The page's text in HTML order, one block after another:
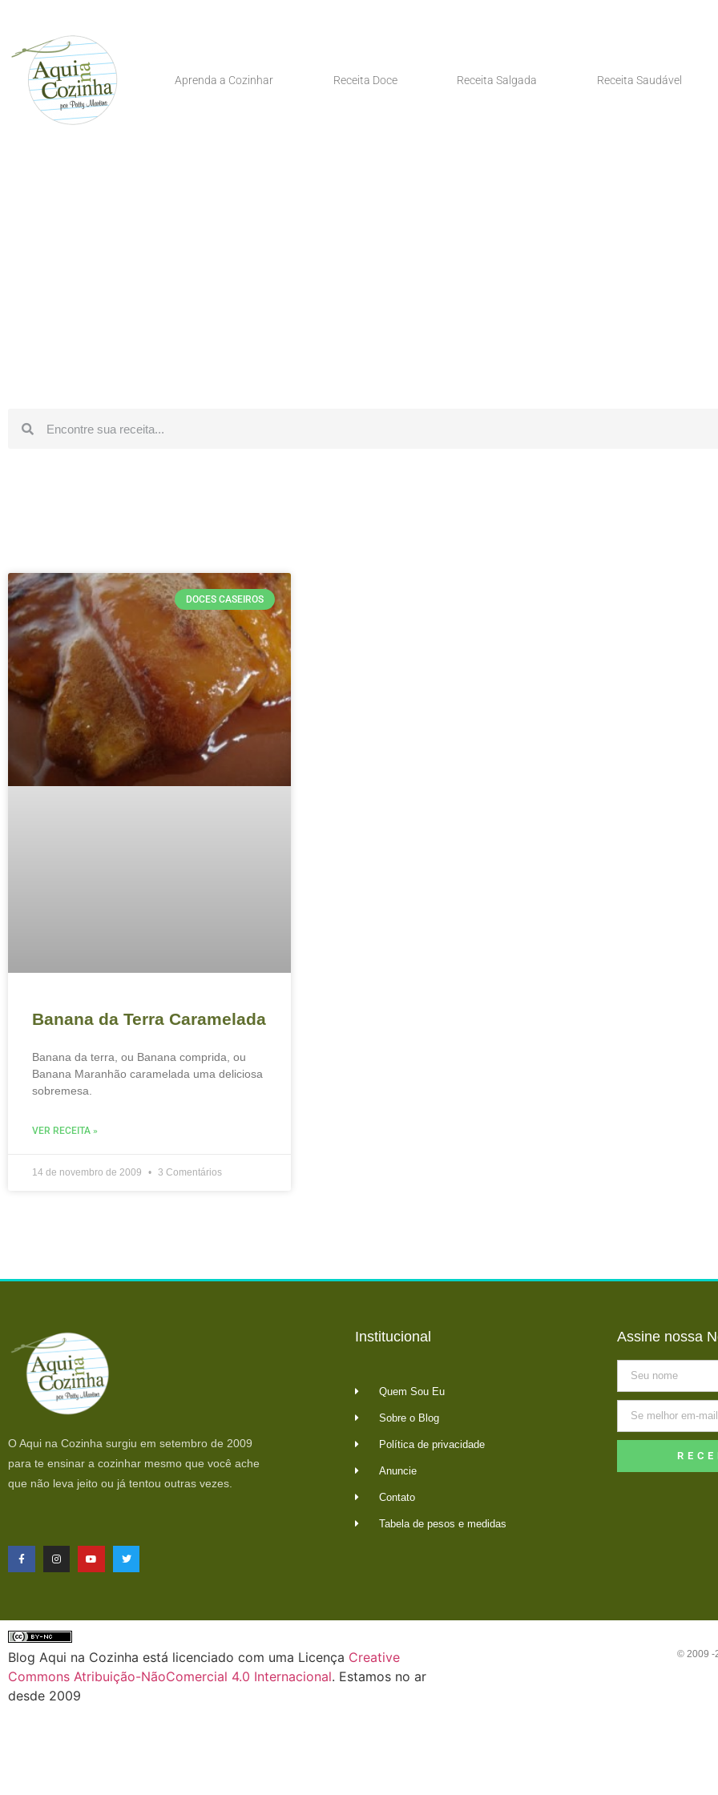
Aprenda a Cozinhar Receita Doce Receita Salgada Receita Saudável
DOCES CASEIROS
Banana da Terra Caramelada
Banana da terra, ou Banana comprida, ou
Banana Maranhão caramelada uma deliciosa
sobremesa.
VER RECEITA »
14 de novembro de 2009 3 Comentários
O Aqui na Cozinha surgiu em setembro de 2009
para te ensinar a cozinhar mesmo que você ache
que não leva jeito ou já tentou outras vezes.
Institucional
Quem Sou Eu
Sobre o Blog
Política de privacidade
Anuncie
Contato
Tabela de pesos e medidas
Assine nossa
Blog Aqui na Cozinha está licenciado com uma Licença Creative
Commons Atribuição-NãoComercial 4.0 Internacional. Estamos no ar
desde 2009
© 2009 -